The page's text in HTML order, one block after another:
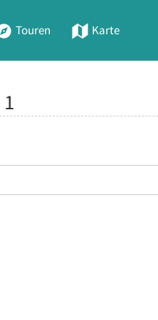
Touren Karte
1